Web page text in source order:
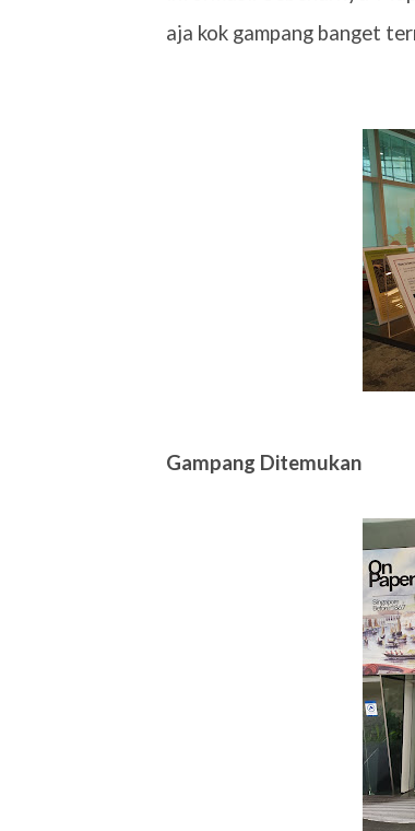
aja kok gampang banget
Gampang Ditemukan